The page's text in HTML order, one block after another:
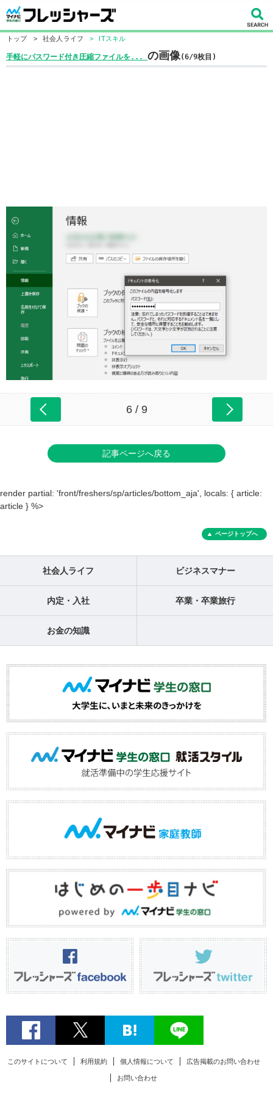
トップ > 社会人ライフ > ITスキル
手軽にパスワード付き圧縮ファイルを... の画像(6/9枚目)
6 / 9
記事ページへ戻る
render partial: 'front/freshers/sp/articles/bottom_aja', locals: { article:
article } %>
ページトップへ
社会人ライフ ビジネスマナー
内定・入社 卒業・卒業旅行
お金の知識
このサイトについて 利用規約 個人情報について 広告掲載のお問い合わせ
お問い合わせ